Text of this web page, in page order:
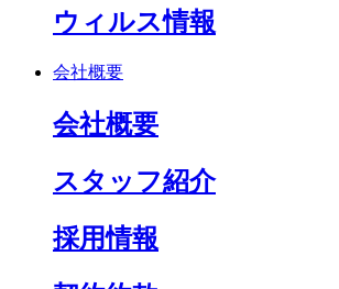
ウィルス情報
会社概要
会社概要
スタッフ紹介
採用情報